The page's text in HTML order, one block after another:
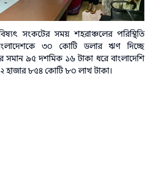
সংকটের সময় শহরাঞ্চলের পরিস্থিতি
৩০ কোটি ডলার ঋণ দিচ্ছে
সমান ৯৫ দশমিক ১৬ টাকা ধরে বাংলাদেশি
হাজার ৮৫৪ কোটি ৮০ লাখ টাকা।